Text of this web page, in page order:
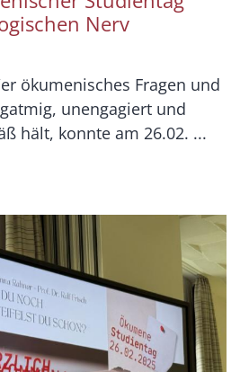
Nerv
ökumenisches Fragen und
unengagiert und
hält, konnte am 26.02. ...